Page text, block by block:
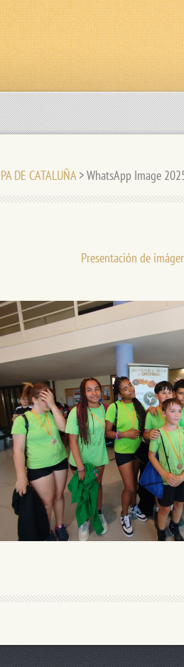
DE CATALUÑA >WhatsApp Image
Presentación de